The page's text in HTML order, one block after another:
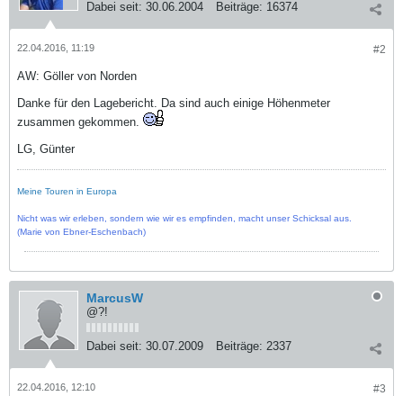
Dabei seit: 30.06.2004 Beiträge: 16374
#2
22.04.2016, 11:19
AW: Göller von Norden
Danke für den Lagebericht. Da sind auch einige Höhenmeter
zusammen gekommen.
LG, Günter
Meine Touren in Europa
Nicht was wir erleben, sondern wie wir es empfinden, macht unser Schicksal aus.
(Marie von Ebner-Eschenbach)
MarcusW
@?!
Dabei seit: 30.07.2009 Beiträge: 2337
#3
22.04.2016, 12:10